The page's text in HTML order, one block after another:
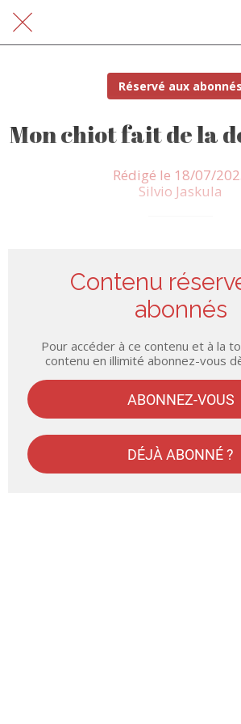
Réservé aux abonnés
Mon chiot fait de la
Rédigé le 18/07/
Silvio Jaskula
Contenu
abonnés
Pour accéder à ce contenu et à la
contenu en illimité abonnez-vous
ABONNEZ-VOUS
DÉJÀ ABONNÉ ?